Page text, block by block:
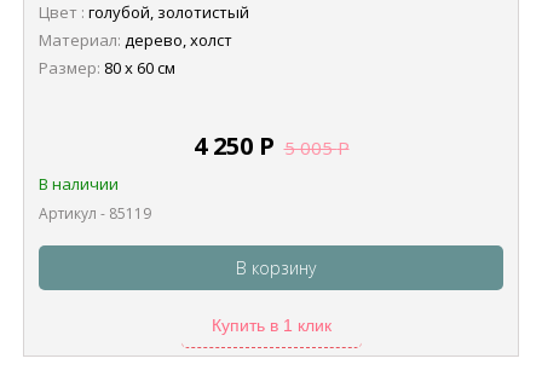
Цвет : голубой, золотистый
Материал: дерево, холст
Размер: 80 х 60 см
4 250 Р 5 005Р
В наличии
Артикул - 85119
В корзину
Купить в 1 клик